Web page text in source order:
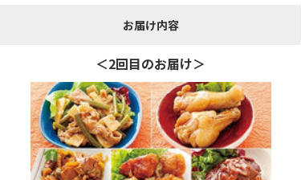
お届け内容
＜2回目のお届け＞